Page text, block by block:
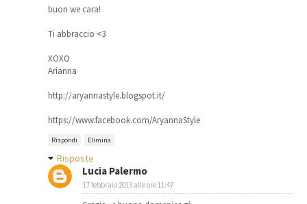
buon we cara!
Ti abbraccio <3
XOXO
Arianna
http://aryannastyle.blogspot.it/
https://www.facebook.com/AryannaStyle
Rispondi Elimina
Risposte
Lucia Palermo
17 febbraio 2013 alle ore 11:47